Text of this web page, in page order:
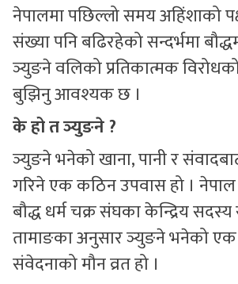
नेपालमा पछिल्लो समय अहिंशाको
संख्या पनि बढिरहेको सन्दर्भमा
ञ्युङने वलिको प्रतिकात्मक
बुझिनु आवश्यक छ ।
के हो त ञ्युङने ?
ञ्युङने भनेको खाना, पानी र
गरिने एक कठिन उपवास हो । नेपाल
बौद्ध धर्म चक्र संघका केन्द्रिय सदस्य
तामाङका अनुसार ञ्युङने भनेको एक
संवेदनाको मौन व्रत हो ।